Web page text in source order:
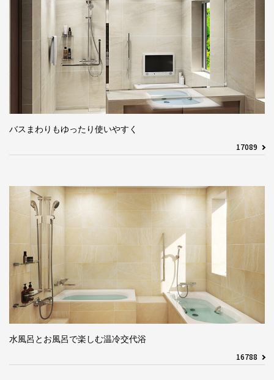
バスまわりもゆったり使いやすく
17089
水風呂とお風呂で楽しむ温冷交代浴
16788